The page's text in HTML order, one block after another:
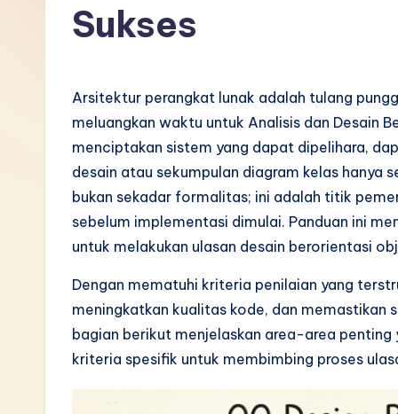
si
Sukses
Arsitektur perangkat lunak adalah tulang
meluangkan waktu untuk Analisis dan Desain
menciptakan sistem yang dapat dipelihara,
desain atau sekumpulan diagram kelas hanya
bukan sekadar formalitas; ini adalah titik
sebelum implementasi dimulai. Panduan ini
untuk melakukan ulasan desain berorientasi
Dengan mematuhi kriteria penilaian yang
meningkatkan kualitas kode, dan memastikan
bagian berikut menjelaskan area-area
kriteria spesifik untuk membimbing proses